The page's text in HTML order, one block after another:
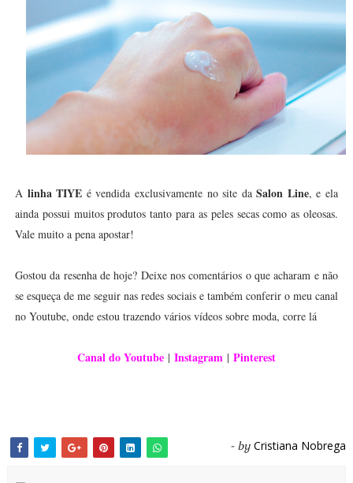
A linha TIYE é vendida exclusivamente no site daSalon Line, e ela
ainda possui muitos produtos tanto para as peles secas como as oleosas.
Vale muito a pena apostar!
Gostou da resenha de hoje? Deixe nos comentários o que acharam e não
se esqueça de me seguir nas redes sociais e também conferir o meu canal
no Youtube, onde estou trazendo vários vídeos sobre moda, corre lá
Canal do Youtube| Instagram| Pinterest
- by Cristiana Nobrega